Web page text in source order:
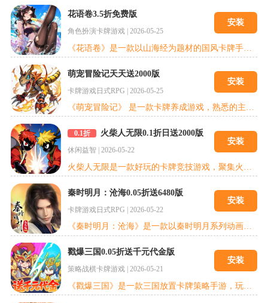
花语卷3.5折免费版
角色扮演卡牌游戏 2026-05-25
安装
萌宠冒险记天天送2000版
卡牌游戏日式RPG | 2026-05-25
安装
《萌宠冒险记》 是一款卡牌养成游戏，熟悉的主角带你回到童年重温经典剧情，收集心仪的数码兽，通过探险夺宝、冒险岛、资源工厂等特色玩法收集资源养成数码兽，最终合体进化，打败最大的反派，拯救数码大陆!
0.1折 火柴人无限0.1折日送2000版
休闲益智 2026-05-22
安装
秦时明月：沧海0.05折送6480版
卡牌游戏日式RPG | 2026-05-22
安装
《秦时明月：沧海》是一款以秦时明月系列动画为架构的策略卡牌手游。游戏在延续原作经典剧情的同时，还将重现诸多经典场面，以及战斗场景。并通过人物专属传记的形式，重温那些令人动容的过往。在《秦时明月:沧海》手游中，现在能享受到0.1折版本的极致体验内容，还有每天赠送的6480代金券，快来试试这款正版秦时明月IP手游吧！
戳爆三国0.05折送千元代金版
策略战棋卡牌游戏 2026-05-21
安装